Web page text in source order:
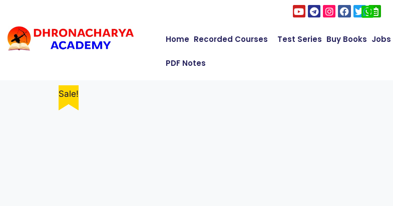
Home Recorded Courses Test Series Buy Books Jobs
PDF Notes
Sale!
Sale!
Sale!
Sale!
Sale!